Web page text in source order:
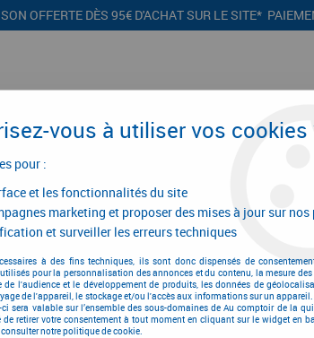
OFFERTE DÈS 95€ D'ACHAT SUR LE SITE*
PROMOTIONS
Tige carrée de fenêtre
vous à utiliser vos cookies
pour :
et les fonctionnalités du site
marketing et proposer des mises à jour sur
et surveiller les erreurs techniques
à des fins techniques, ils sont donc dispensés de
pour la personnalisation des annonces et du contenu, la mesure
l'audience et le développement de produits, les données de
de l'appareil, le stockage et/ou l'accès aux informations sur un
sera valable sur l’ensemble des sous-domaines de Au comptoir de la
retirer votre consentement à tout moment en cliquant sur le widget en
notre politique de cookie.